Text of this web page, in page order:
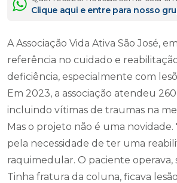
Clique aqui e entre para nosso
A Associação Vida Ativa São José,
referência no cuidado e
deficiência, especialmente com
Em 2023, a associação atendeu
incluindo vítimas de traumas na
Mas o projeto não é uma
pela necessidade de ter uma
raquimedular. O paciente operava,
Tinha fratura da coluna, ficava